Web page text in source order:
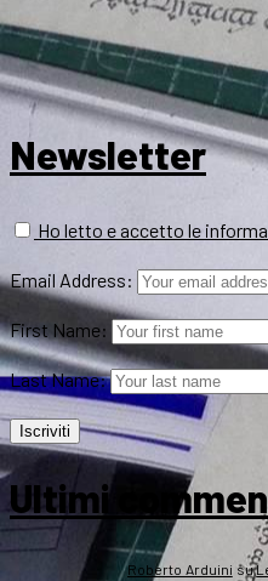
Newsletter
Ho letto e accetto le
Email Address:
First Name:
Last Name:
Ultimi
Roberto Arduini su